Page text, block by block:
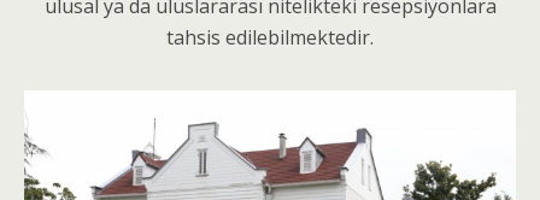
ulusal ya da uluslararası nitelikteki resepsiyonlara
tahsis edilebilmektedir.